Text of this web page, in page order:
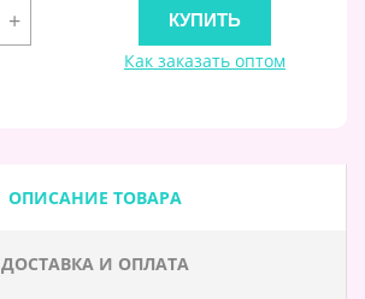
+
Как заказать оптом
ОПИСАНИЕ ТОВАРА
ДОСТАВКА И ОПЛАТА